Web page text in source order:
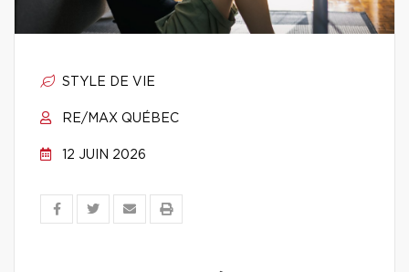
STYLE DE VIE
RE/MAX QUÉBEC
12 JUIN 2026